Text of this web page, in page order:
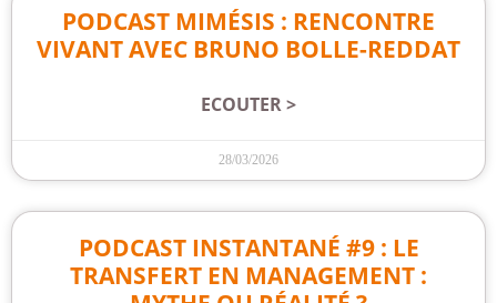
PODCAST MIMÉSIS : RENCONTRE
VIVANT AVEC BRUNO BOLLE-REDDAT
ECOUTER >
28/03/2026
PODCAST INSTANTANÉ #9 : LE
TRANSFERT EN MANAGEMENT :